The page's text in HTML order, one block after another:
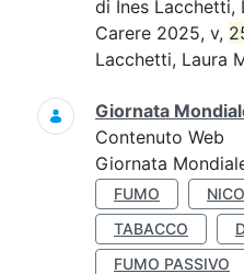
di Ines Lacchetti,
Carere 2025, v,
Lacchetti, Laura
Giornata
Contenuto Web
Giornata
FUMO
TABACCO
FUMO PASSIVO